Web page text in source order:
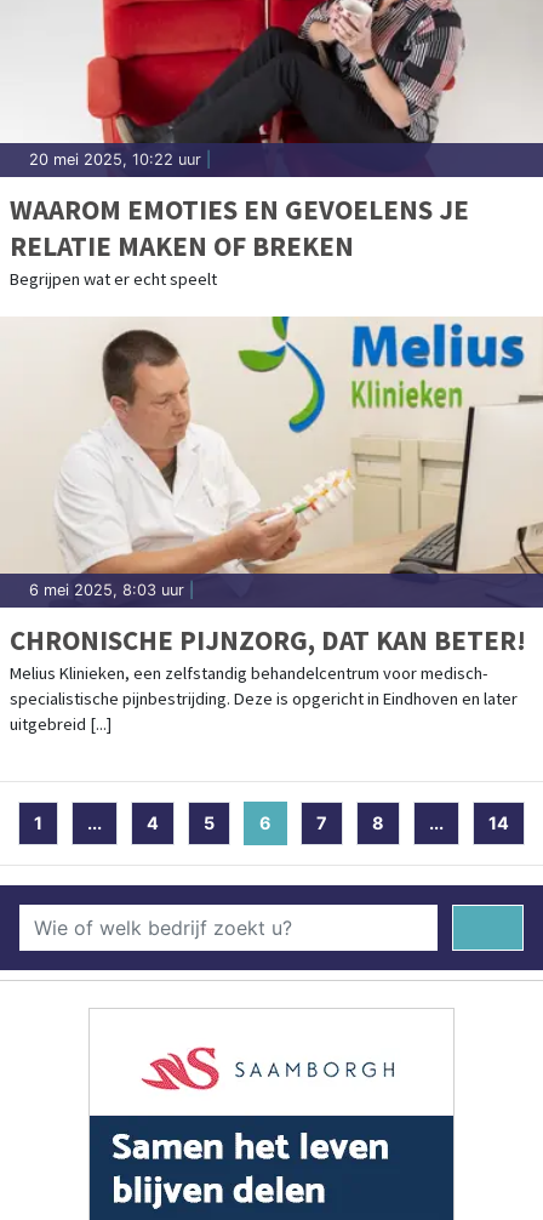
20 mei 2025, 10:22 uur
WAAROM EMOTIES EN GEVOELENS JE
RELATIE MAKEN OF BREKEN
Begrijpen wat er echt speelt
6 mei 2025, 8:03 uur
CHRONISCHE PIJNZORG, DAT KAN BETER!
Melius Klinieken, een zelfstandig behandelcentrum voor medisch-
specialistische pijnbestrijding. Deze is opgericht in Eindhoven en later
uitgebreid [...]
1 ... 4 5 6 (current)
7 8 ... 14